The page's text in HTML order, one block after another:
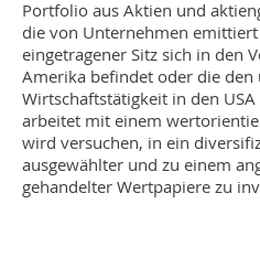
Portfolio aus Aktien und
die von Unternehmen
eingetragener Sitz sich in den
Amerika befindet oder die
Wirtschaftstätigkeit in den
arbeitet mit einem
wird versuchen, in ein
ausgewählter und zu einem
gehandelter Wertpapiere zu